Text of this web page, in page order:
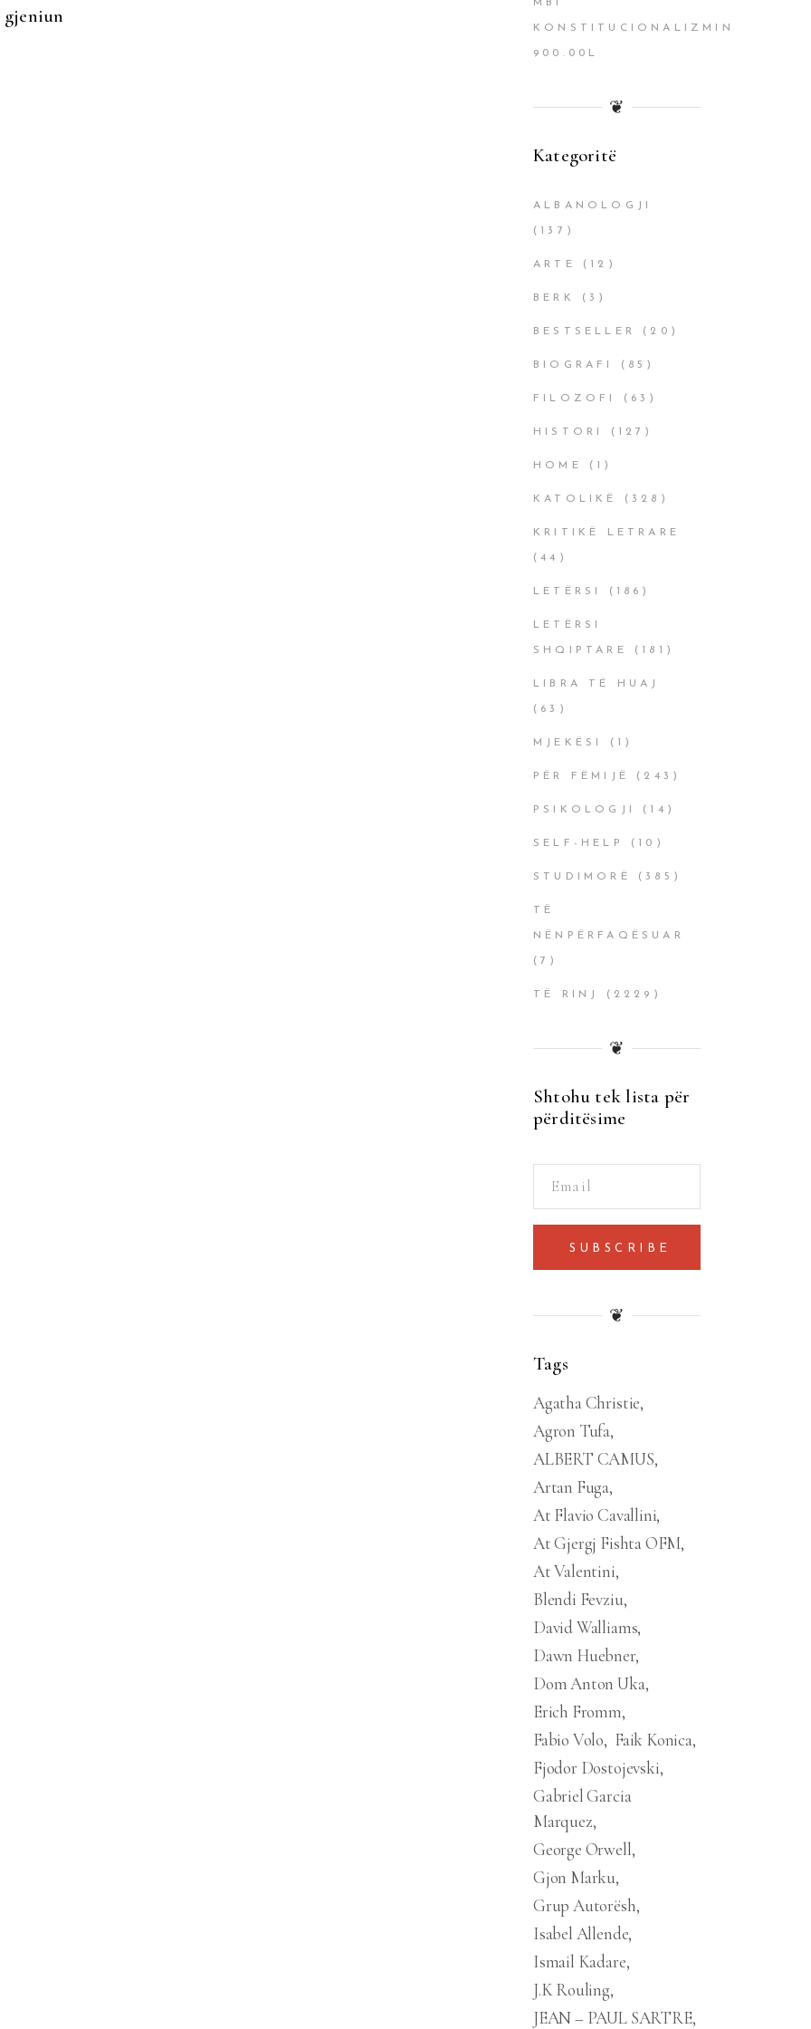
MBI
KONSTITUCIONALIZMIN
900.00 L
❦
Kategoritë
ALBANOLOGJI
(137)
ARTE (12)
BERK (3)
BESTSELLER (20)
BIOGRAFI (85)
FILOZOFI (63)
HISTORI (127)
HOME (1)
KATOLIKË (328)
KRITIKË LETRARE
(44)
LETËRSI (186)
LETËRSI
SHQIPTARE (181)
LIBRA TË HUAJ
(63)
MJEKËSI (1)
PËR FËMIJË (243)
PSIKOLOGJI (14)
SELF-HELP (10)
STUDIMORË (385)
TË
NËNPËRFAQËSUAR
(7)
TË RINJ (2229)
❦
Shtohu tek lista për
përditësime
SUBSCRIBE
❦
Tags
Agatha Christie
Agron Tufa
ALBERT CAMUS
Artan Fuga
At Flavio Cavallini
At Gjergj Fishta OFM
At Valentini
Blendi Fevziu
David Walliams
Dawn Huebner
Dom Anton Uka
Erich Fromm
Fabio Volo
Faik Konica
Fjodor Dostojevski
Gabriel Garcia
Marquez
George Orwell
Gjon Marku
Grup Autorësh
Isabel Allende
Ismail Kadare
J.K Rouling
JEAN – PAUL SARTRE